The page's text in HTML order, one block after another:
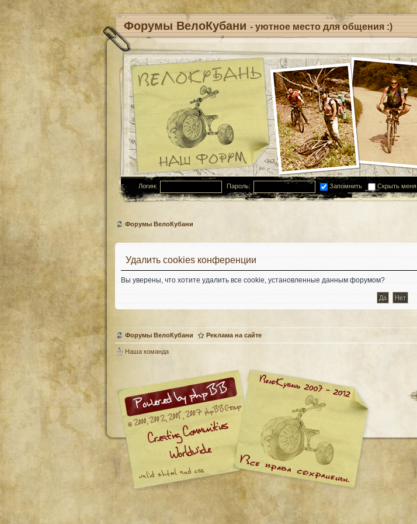
Форумы ВелоКубани - уютное место для общения :)
Логин: Пароль: Запомнить Скрыть меня
Форумы ВелоКубани
Удалить cookies конференции
Вы уверены, что хотите удалить все cookie, установленные данным форумом?
Форумы ВелоКубани Реклама на сайте
Наша команда